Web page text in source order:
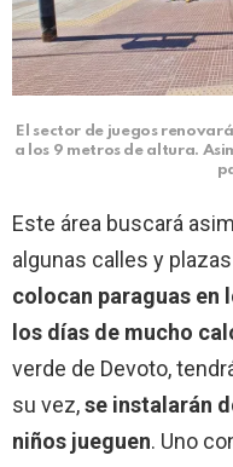
El sector de juegos
a los 9 metros de altura.
Este área buscará
algunas calles y
colocan paraguas en
los días de mucho
verde de Devoto,
su vez,se instalarán
niños jueguen. Uno